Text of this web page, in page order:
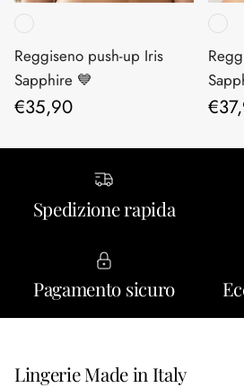
Reggiseno push-up Iris
Sapphire 💙
Prezzo normale
€35,90
Spedizione rapida
Pagamento sicuro
Lingerie Made in Italy